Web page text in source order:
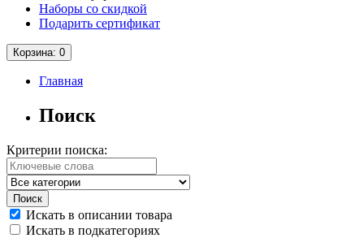
Наборы со скидкой
Подарить сертификат
Корзина: 0
Главная
Поиск
Критерии поиска:
Искать в описании товара
Искать в подкатегориях